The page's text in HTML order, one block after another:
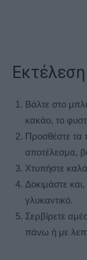
Εκτέλεση
Βάλτε στο
κακάο, το
Προσθέστε τα
αποτέλεσμα,
Χτυπήστε καλά
Δοκιμάστε
γλυκαντικό.
Σερβίρετε
πάνω ή με